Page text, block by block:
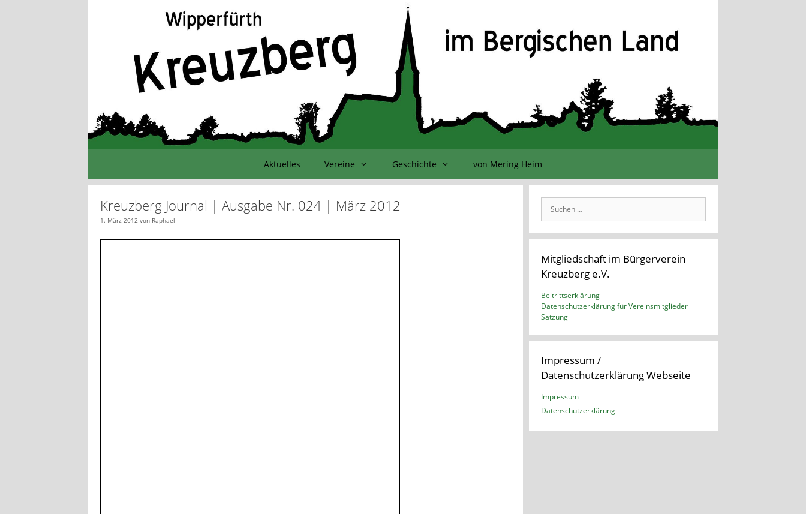
Aktuelles Vereine Geschichte von Mering Heim
Kreuzberg Journal | Ausgabe Nr. 024 | März 2012
1. März 2012 von Raphael
nach:
Mitgliedschaft im Bürgerverein
Kreuzberg e.V.
Beitrittserklärung
Datenschutzerklärung für Vereinsmitglieder
Satzung
Impressum /
Datenschutzerklärung Webseite
Impressum
Datenschutzerklärung